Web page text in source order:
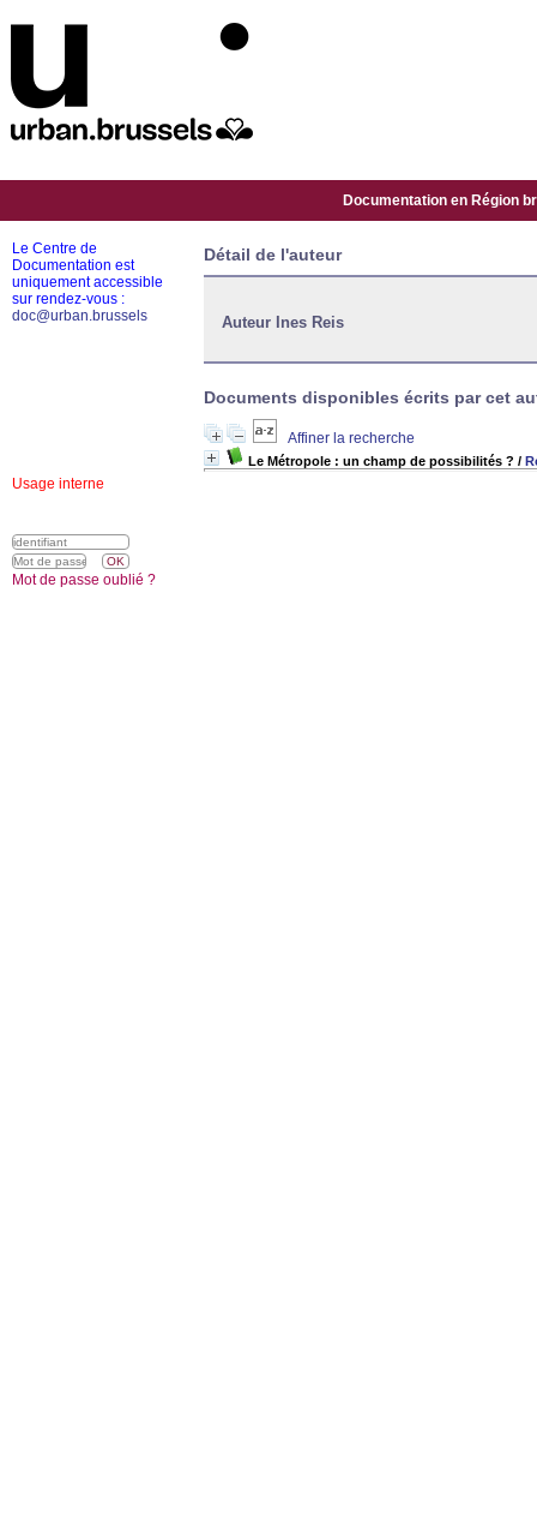
Documentation en Région
Détail de l'auteur
Auteur Ines Reis
Documents disponibles écrits par cet
Affiner la recherche
Le Métropole : un champ de possibilités ? /
Le Centre de
Documentation est
uniquement accessible
sur rendez-vous :
doc@urban.brussels
Usage interne
Mot de passe oublié ?